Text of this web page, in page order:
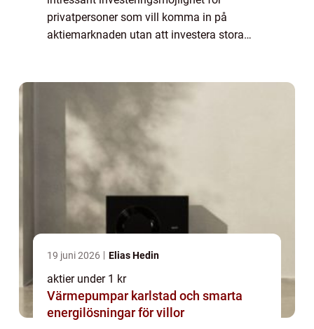
privatpersoner som vill komma in på
aktiemarknaden utan att investera stora
19 juni 2026 Elias Hedin
aktier under 1 kr
Värmepumpar karlstad och smarta
energilösningar för villor